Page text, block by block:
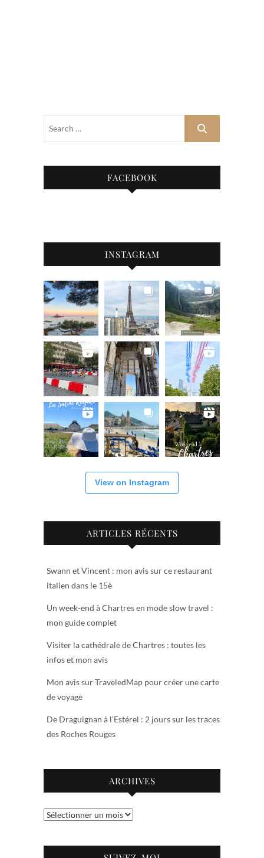
FACEBOOK
INSTAGRAM
View on Instagram
ARTICLES RÉCENTS
Swann et Vincent : mon avis sur ce restaurant
italien dans le 15è
Un week-end à Chartres en mode slow travel :
mon guide complet
Visiter la cathédrale de Chartres : toutes les
infos et mon avis
Mon avis sur TraveledMap pour créer une carte
de voyage
De Draguignan à l’Estérel : 2 jours sur les traces
des Roches Rouges
ARCHIVES
Archives